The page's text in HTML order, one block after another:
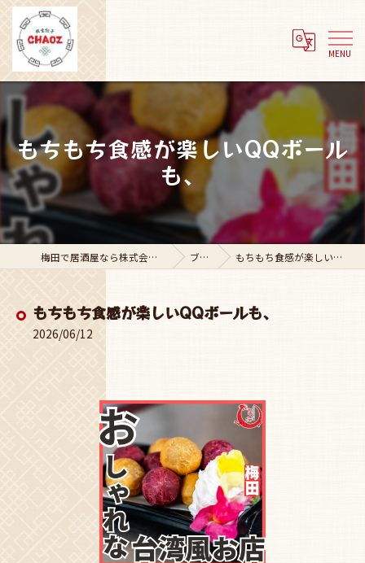
もちもち食感が楽しいQQボール
も、
梅田で居酒屋なら株式会社Adachi Group ブログ もちもち食感が楽しいQQボールも、
もちもち食感が楽しいQQボールも、
2026/06/12